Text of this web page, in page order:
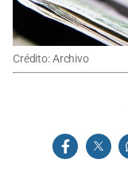
Crédito: Archivo